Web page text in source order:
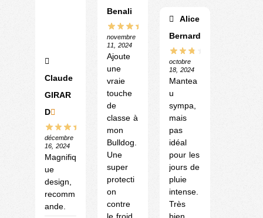
Claude
GIRAR
D
décembre
16, 2024
Magnifiq
ue
design,
recomm
ande.
Benali
novembre
11, 2024
Ajoute
une
vraie
touche
de
classe à
mon
Bulldog.
Une
super
protecti
on
contre
Alice
Bernard
octobre
18, 2024
Mantea
u
sympa,
mais
pas
idéal
pour les
jours de
pluie
intense.
Très